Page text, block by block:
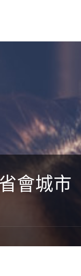
會城市